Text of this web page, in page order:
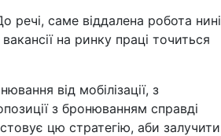
речі, саме віддалена робота нині
на ринку праці точиться
від мобілізації, з
з бронюванням справді
цю стратегію, аби залучити